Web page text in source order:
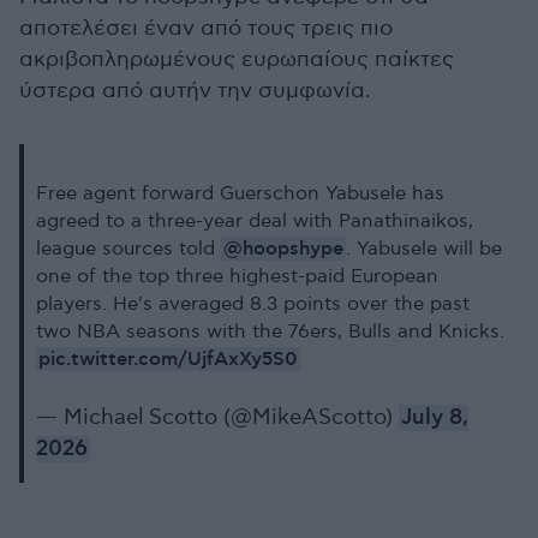
αποτελέσει έναν από τους τρεις πιο
ακριβοπληρωμένους ευρωπαίους παίκτες
ύστερα από αυτήν την συμφωνία.
Free agent forward Guerschon Yabusele has
agreed to a three-year deal with Panathinaikos,
league sources told @hoopshype. Yabusele will be
one of the top three highest-paid European
players. He's averaged 8.3 points over the past
two NBA seasons with the 76ers, Bulls and Knicks.
pic.twitter.com/UjfAxXy5S0
— Michael Scotto (@MikeAScotto) July 8,
2026